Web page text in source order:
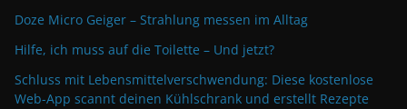
Doze Micro Geiger – Strahlung messen im Alltag
Hilfe, ich muss auf die Toilette – Und jetzt?
Schluss mit Lebensmittelverschwendung: Diese kostenlose
Web-App scannt deinen Kühlschrank und erstellt Rezepte